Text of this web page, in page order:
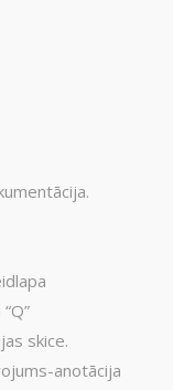
skice.
anotācija